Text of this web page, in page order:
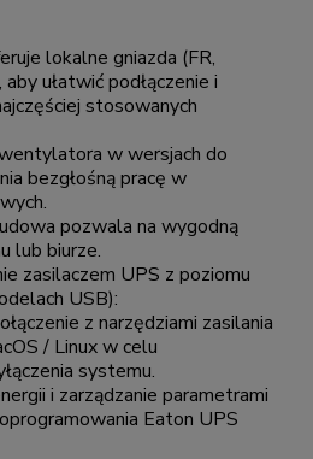
lokalne gniazda (FR,
ułatwić podłączenie i
stosowanych
w wersjach do
bezgłośną pracę w
pozwala na wygodną
lub biurze.
zasilaczem UPS z poziomu
USB):
z narzędziami zasilania
/ Linux w celu
systemu.
i zarządzanie parametrami
Eaton UPS